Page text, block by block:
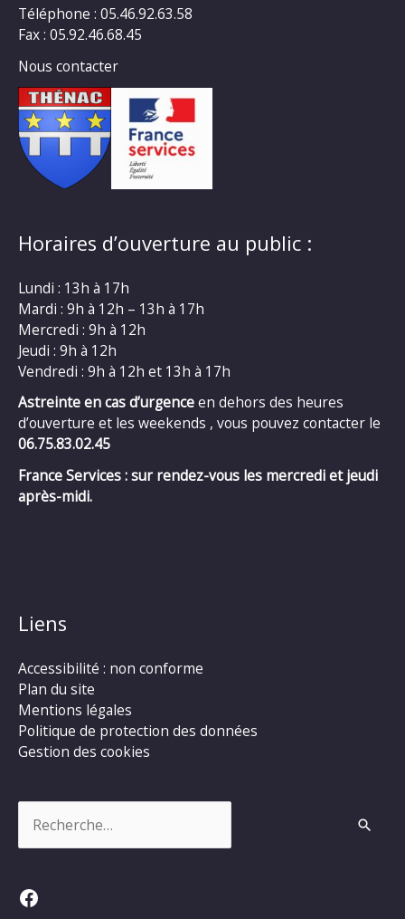
Téléphone : 05.46.92.63.58
Fax : 05.92.46.68.45
Nous contacter
Horaires d’ouverture au public :
Lundi : 13h à 17h
Mardi : 9h à 12h – 13h à 17h
Mercredi : 9h à 12h
Jeudi : 9h à 12h
Vendredi : 9h à 12h et 13h à 17h
Astreinte en cas d’urgenceen dehors des heures
d’ouverture et les weekends , vous pouvez contacter le
06.75.83.02.45
France Services : sur rendez-vous les mercredi et jeudi
après-midi.
Liens
Accessibilité : non conforme
Plan du site
Mentions légales
Politique de protection des données
Gestion des cookies
Facebook